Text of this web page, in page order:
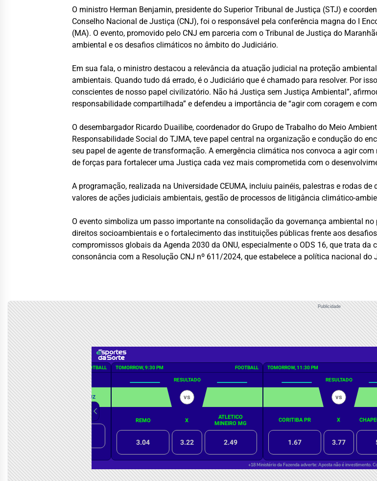
O ministro Herman Benjamin, presidente do Superior Tribunal de Justiça (STJ) e
Conselho Nacional de Justiça (CNJ), foi o responsável pela conferência magna do I
(MA). O evento, promovido pelo CNJ em parceria com o Tribunal de Justiça do
ambiental e os desafios climáticos no âmbito do Judiciário.
Em sua fala, o ministro destacou a relevância da atuação judicial na proteção
ambientais. Quando tudo dá errado, é o Judiciário que é chamado para resolver. Por
conscientes de nosso papel civilizatório. Não há Justiça sem Justiça Ambiental”,
responsabilidade compartilhada” e defendeu a importância de “agir com coragem e
O desembargador Ricardo Duailibe, coordenador do Grupo de Trabalho do Meio
Responsabilidade Social do TJMA, teve papel central na organização e condução do
seu papel de agente de transformação. A emergência climática nos convoca a agir
de forças para fortalecer uma Justiça cada vez mais comprometida com o
A programação, realizada na Universidade CEUMA, incluiu painéis, palestras e rodas
valores de ações judiciais ambientais, gestão de processos de litigância climático-
O evento simboliza um passo importante na consolidação da governança ambiental
direitos socioambientais e o fortalecimento das instituições públicas frente aos
compromissos globais da Agenda 2030 da ONU, especialmente o ODS 16, que trata
consonância com a Resolução CNJ nº 611/2024, que estabelece a política nacional
Publicidade